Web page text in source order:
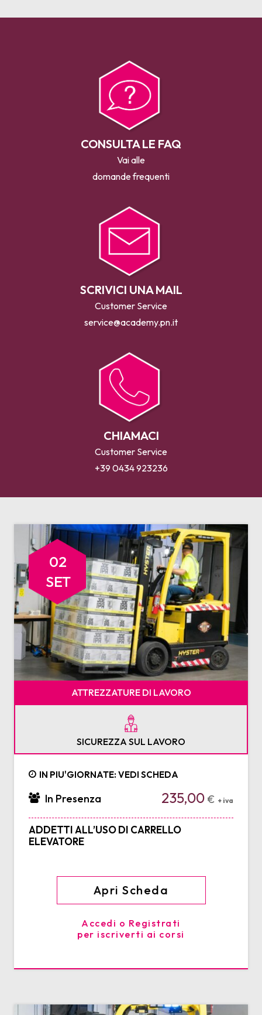
CONSULTA LE FAQ
Vai alle
domande frequenti
SCRIVICI UNA MAIL
Customer Service
service@academy.pn.it
CHIAMACI
Customer Service
+39 0434 923236
02
SET
ATTREZZATURE DI LAVORO
SICUREZZA SUL LAVORO
IN PIU'GIORNATE: VEDI SCHEDA
235,00€ + iva
In Presenza
ADDETTI ALL’USO DI CARRELLO
ELEVATORE
Apri Scheda
Accedi o Registrati
per iscriverti ai corsi